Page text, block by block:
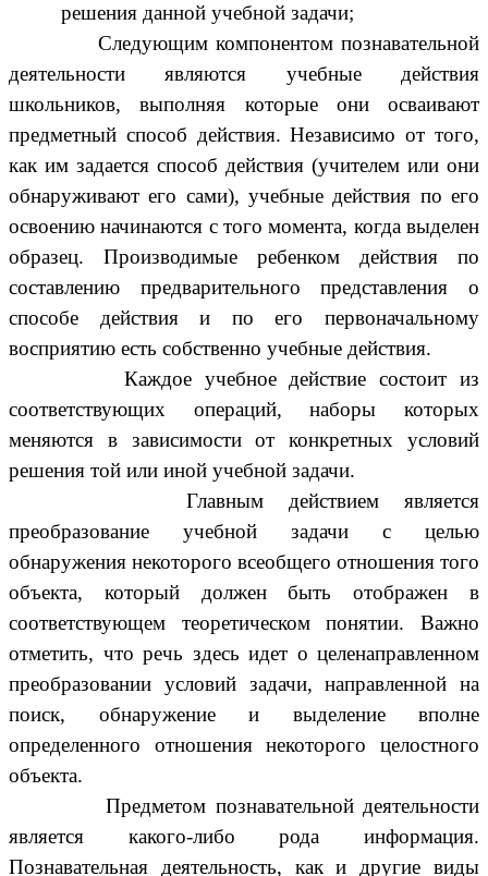
решения данной учебной задачи;
Следующим компонентом познавательной
деятельности являются учебные действия
школьников, выполняя которые они осваивают
предметный способ действия. Независимо от того,
как им задается способ действия (учителем или они
обнаруживают его сами), учебные действия по его
освоению начинаются с того момента, когда выделен
образец. Производимые ребенком действия по
составлению предварительного представления о
способе действия и по его первоначальному
восприятию есть собственно учебные действия.
Каждое учебное действие состоит из
соответствующих операций, наборы которых
меняются в зависимости от конкретных условий
решения той или иной учебной задачи.
Главным действием является
преобразование учебной задачи с целью
обнаружения некоторого всеобщего отношения того
объекта, который должен быть отображен в
соответствующем теоретическом понятии. Важно
отметить, что речь здесь идет о целенаправленном
преобразовании условий задачи, направленной на
поиск, обнаружение и выделение вполне
определенного отношения некоторого целостного
объекта.
Предметом познавательной деятельности
является какого-либо рода информация.
Познавательная деятельность, как и другие виды